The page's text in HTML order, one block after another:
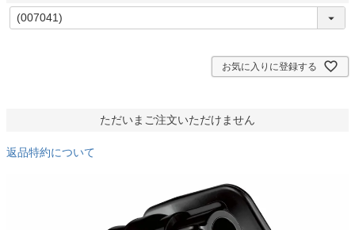
(
必
お気に入りに登録する
ただいまご注文いただけません
返品特約について